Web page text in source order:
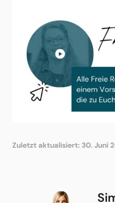
Zuletzt aktualisiert: 30. Juni